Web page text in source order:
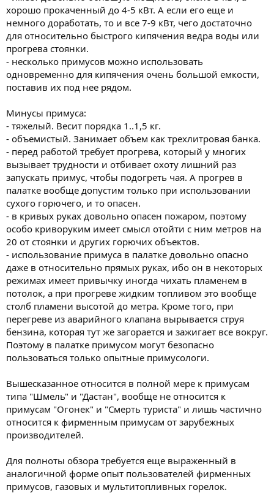
хорошо прокаченный до 4-5 кВт. А если его еще и
немного доработать, то и все 7-9 кВт, чего достаточно
для относительно быстрого кипячения ведра воды или
прогрева стоянки.
- несколько примусов можно использовать
одновременно для кипячения очень большой емкости,
поставив их под нее рядом.
Минусы примуса:
- тяжелый. Весит порядка 1..1,5 кг.
- объемистый. Занимает объем как трехлитровая банка.
- перед работой требует прогрева, который у многих
вызывает трудности и отбивает охоту лишний раз
запускать примус, чтобы подогреть чая. А прогрев в
палатке вообще допустим только при использовании
сухого горючего, и то опасен.
- в кривых руках довольно опасен пожаром, поэтому
особо криворуким имеет смысл отойти с ним метров на
20 от стоянки и других горючих объектов.
- использование примуса в палатке довольно опасно
даже в относительно прямых руках, ибо он в некоторых
режимах имеет привычку иногда чихать пламенем в
потолок, а при прогреве жидким топливом это вообще
столб пламени высотой до метра. Кроме того, при
перегреве из аварийного клапана вырывается струя
бензина, которая тут же загорается и зажигает все вокруг.
Поэтому в палатке примусом могут безопасно
пользоваться только опытные примусологи.
Вышесказанное относится в полной мере к примусам
типа "Шмель" и "Дастан", вообще не относится к
примусам "Огонек" и "Смерть туриста" и лишь частично
относится к фирменным примусам от зарубежных
производителей.
Для полноты обзора требуется еще выраженный в
аналогичной форме опыт пользователей фирменных
примусов, газовых и мультитопливных горелок.